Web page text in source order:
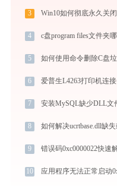
3
4 c盘program files文件夹
5 如何使用命令删除C盘
6 爱普生L4263打印机连
7 安装MySQL缺少DLL文
8 如何解决ucrtbase.dll缺
9 错误码0xc0000022快速
10 应用程序无法正常启动